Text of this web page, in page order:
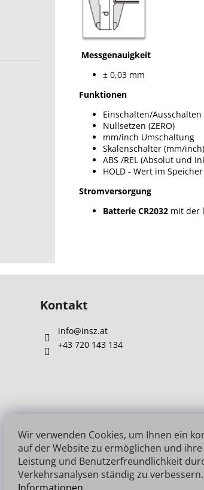
Wir verwenden Cookies, um Ihnen ein
auf der Website zu ermöglichen und
Leistung und Benutzerfreundlichkeit
Verkehrsanalysen ständig zu verbessern.
Messgenauigkeit
± 0,03 mm
Funktionen
Einschalten/Ausschalten
Nullsetzen (ZERO)
mm/inch Umschaltung
Skalenschalter (mm/inch)
ABS /REL (Absolut und
HOLD - Wert im
Stromversorgung
Batterie CR2032 mit der
Kontakt
info@insz.at
+43 720 143 134